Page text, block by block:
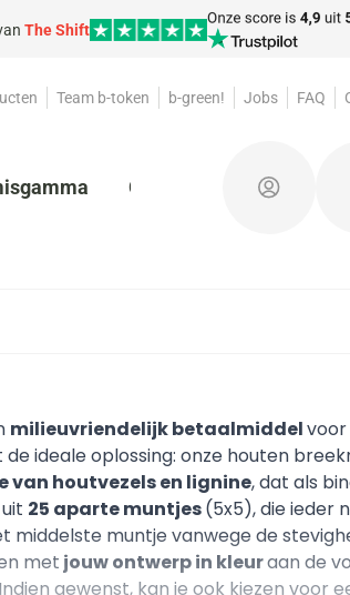
The Shift
Team b-token b-green! Jobs FAQ
GarderobemuntenAanmelden
milieuvriendelijk betaalmiddel
ideale oplossing: onze houten
van houtvezels en lignine, dat als
25 aparte muntjes(5x5), die ieder
middelste muntje vanwege de
met jouw ontwerp in kleuraan de
gewenst, kan je ook kiezen voor